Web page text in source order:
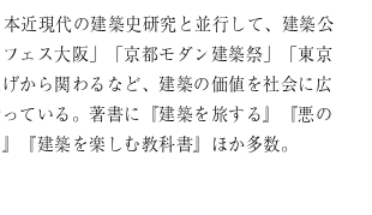
近現代の建築史研究と並行して、建築公
ェス大阪」「京都モダン建築祭」「東京
から関わるなど、建築の価値を社会に広
ている。著書に『建築を旅する』『悪の
『建築を楽しむ教科書』ほか多数。